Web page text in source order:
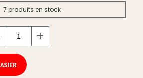
7 produits en stock